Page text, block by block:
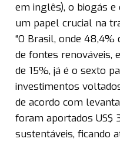
em inglês), o biogás
um papel crucial na
“O Brasil, onde
de fontes renováveis,
de 15%, já é o sexto
investimentos
de acordo com
foram aportados US$
sustentáveis, ficando